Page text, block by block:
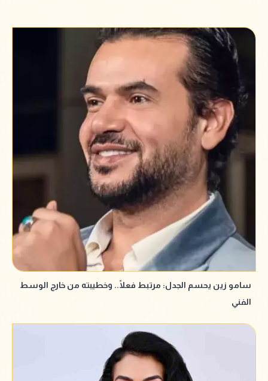
سامو زين يحسم الجدل: مرتبط فعلًا.. وخطيبته من خارج الوسط
الفني